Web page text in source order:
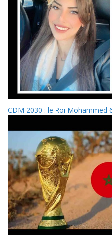
CDM 2030 : le Roi Mohammed